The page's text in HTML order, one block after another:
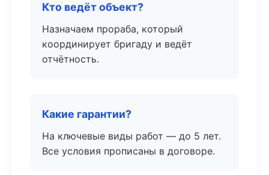
Кто ведёт объект?
Назначаем прораба, который
координирует бригаду и ведёт
отчётность.
Какие гарантии?
На ключевые виды работ — до 5 лет.
Все условия прописаны в договоре.